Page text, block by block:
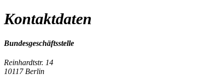
Kontaktdaten
Bundesgeschäftsstelle
Reinhardtstr. 14
10117 Berlin